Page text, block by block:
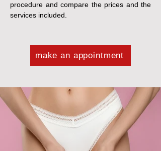
procedure and compare the prices and the
services included.
make an appointment